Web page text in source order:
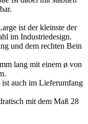
ist der kleinste der
im Industriedesign.
und dem rechten Bein
lang mit einem ø von
auch im Lieferumfang
mit dem Maß 28